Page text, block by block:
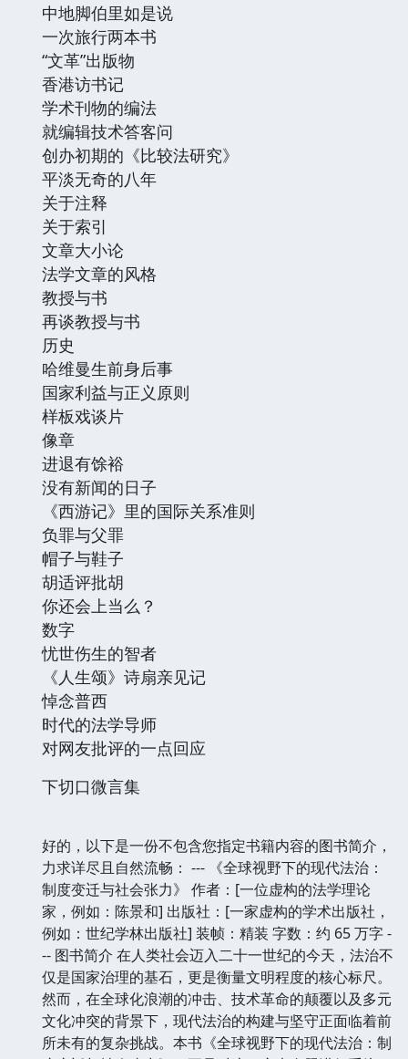
中地脚伯里如是说
一次旅行两本书
“文革”出版物
香港访书记
学术刊物的编法
就编辑技术答客问
创办初期的《比较法研究》
平淡无奇的八年
关于注释
关于索引
文章大小论
法学文章的风格
教授与书
再谈教授与书
历史
哈维曼生前身后事
国家利益与正义原则
样板戏谈片
像章
进退有馀裕
没有新闻的日子
《西游记》里的国际关系准则
负罪与父罪
帽子与鞋子
胡适评批胡
你还会上当么？
数字
忧世伤生的智者
《人生颂》诗扇亲见记
悼念普西
时代的法学导师
对网友批评的一点回应
下切口微言集
好的，以下是一份不包含您指定书籍内容的图书简介，
力求详尽且自然流畅： --- 《全球视野下的现代法治：
制度变迁与社会张力》 作者：[一位虚构的法学理论
家，例如：陈景和] 出版社：[一家虚构的学术出版社，
例如：世纪学林出版社] 装帧：精装 字数：约 65 万字 -
-- 图书简介 在人类社会迈入二十一世纪的今天，法治不
仅是国家治理的基石，更是衡量文明程度的核心标尺。
然而，在全球化浪潮的冲击、技术革命的颠覆以及多元
文化冲突的背景下，现代法治的构建与坚守正面临着前
所未有的复杂挑战。本书《全球视野下的现代法治：制